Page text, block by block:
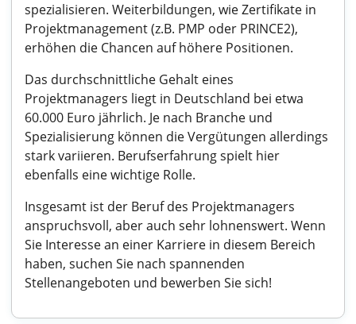
spezialisieren. Weiterbildungen, wie Zertifikate in
Projektmanagement (z.B. PMP oder PRINCE2),
erhöhen die Chancen auf höhere Positionen.
Das durchschnittliche Gehalt eines
Projektmanagers liegt in Deutschland bei etwa
60.000 Euro jährlich. Je nach Branche und
Spezialisierung können die Vergütungen allerdings
stark variieren. Berufserfahrung spielt hier
ebenfalls eine wichtige Rolle.
Insgesamt ist der Beruf des Projektmanagers
anspruchsvoll, aber auch sehr lohnenswert. Wenn
Sie Interesse an einer Karriere in diesem Bereich
haben, suchen Sie nach spannenden
Stellenangeboten und bewerben Sie sich!